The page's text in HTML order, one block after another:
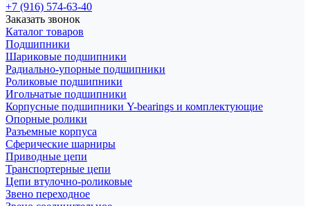
+7 (916) 574-63-40
Заказать звонок
Каталог товаров
Подшипники
Шариковые подшипники
Радиально-упорные подшипники
Роликовые подшипники
Игольчатые подшипники
Корпусные подшипники Y-bearings и комплектующие
Опорные ролики
Разъемные корпуса
Сферические шарниры
Приводные цепи
Транспортерные цепи
Цепи втулочно-роликовые
Звено переходное